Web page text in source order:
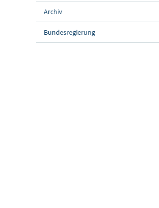
Archiv
Bundesregierung